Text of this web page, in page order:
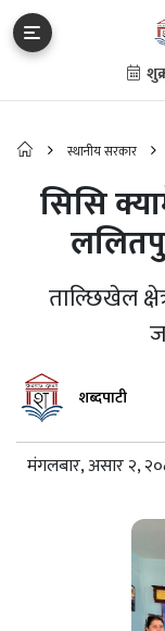
स्थानीय सरकार
सिसि
ताल्छिखेल
शब्दपाटी
मंगलबार, असार २,